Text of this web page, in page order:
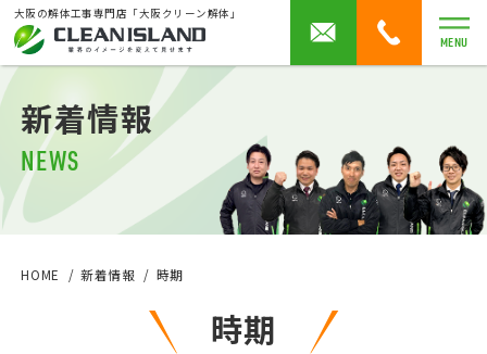
大阪の解体工事専門店「大阪クリーン解体」
MENU
新着情報
NEWS
HOME 新着情報 時期
時期